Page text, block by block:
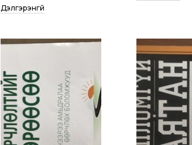
Дэлгэрэнгүй